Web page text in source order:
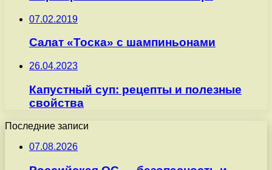
07.02.2019
Салат «Тоска» с шампиньонами
26.04.2023
Капустный суп: рецепты и полезные
свойства
Последние записи
07.08.2026